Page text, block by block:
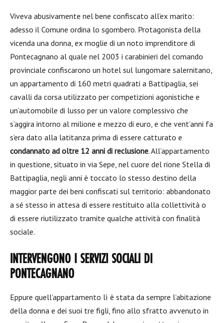
Viveva abusivamente nel bene confiscato all’ex marito:
adesso il Comune ordina lo sgombero. Protagonista della
vicenda una donna, ex moglie di un noto imprenditore di
Pontecagnano al quale nel 2003 i carabinieri del comando
provinciale confiscarono un hotel sul lungomare salernitano,
un appartamento di 160 metri quadrati a Battipaglia, sei
cavalli da corsa utilizzato per competizioni agonistiche e
un’automobile di lusso per un valore complessivo che
s’aggira intorno al milione e mezzo di euro, e che vent’anni fa
s’era dato alla latitanza prima di essere catturato e
condannato ad oltre 12 anni di reclusione. All’appartamento
in questione, situato in via Sepe, nel cuore del rione Stella di
Battipaglia, negli anni è toccato lo stesso destino della
maggior parte dei beni confiscati sul territorio: abbandonato
a sé stesso in attesa di essere restituito alla collettività o
di essere riutilizzato tramite qualche attività con finalità
sociale.
INTERVENGONO I SERVIZI SOCIALI DI
PONTECAGNANO
Eppure quell’appartamento lì è stata da sempre l’abitazione
della donna e dei suoi tre figli, fino allo sfratto avvenuto in